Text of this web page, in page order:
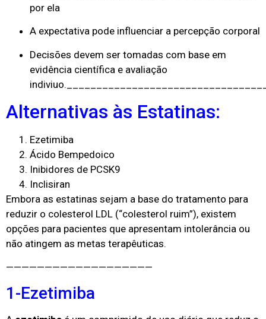
por ela
A expectativa pode influenciar a percepção corporal
Decisões devem ser tomadas com base em
evidência científica e avaliação
Alternativas às Estatinas:
Ezetimiba
Ácido Bempedoico
Inibidores de PCSK9
Inclisiran
Embora as estatinas sejam a base do tratamento para
reduzir o colesterol LDL (“colesterol ruim”), existem
opções para pacientes que apresentam intolerância ou
não atingem as metas terapêuticas.
———————————————————
1-Ezetimiba